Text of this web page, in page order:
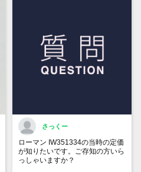
さっくー
ローマン IW351334の当時の定価
が知りたいです。ご存知の方いら
っしゃいますか？